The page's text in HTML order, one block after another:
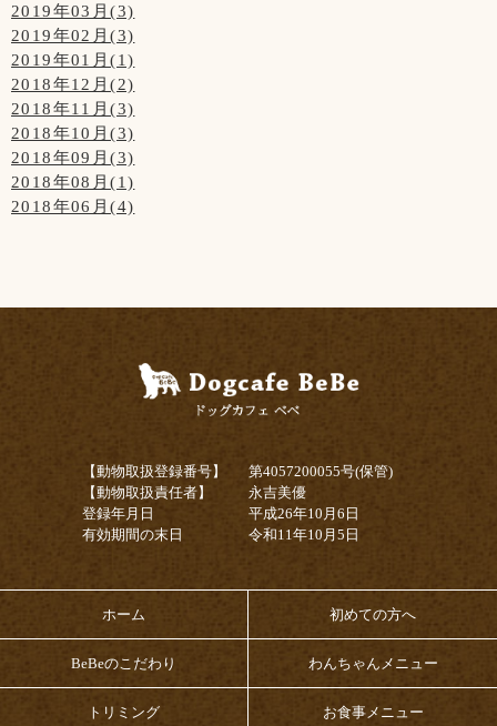
2019年03月(3)
2019年02月(3)
2019年01月(1)
2018年12月(2)
2018年11月(3)
2018年10月(3)
2018年09月(3)
2018年08月(1)
2018年06月(4)
【動物取扱登録番号】
第4057200055号(保管)
【動物取扱責任者】
永吉美優
登録年月日
平成26年10月6日
有効期間の末日
令和11年10月5日
ホーム 初めての方へ
BeBeのこだわり わんちゃんメニュー
トリミング お食事メニュー